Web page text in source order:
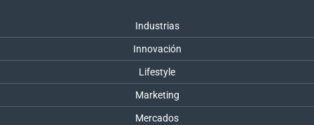
Industrias
Innovación
Lifestyle
Marketing
Mercados